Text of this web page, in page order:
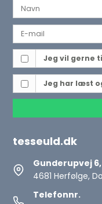
Jeg vil gerne
Jeg har læst
tesseuld.dk
Gunderupvej
4681 Herfølge,
Telefonnr.